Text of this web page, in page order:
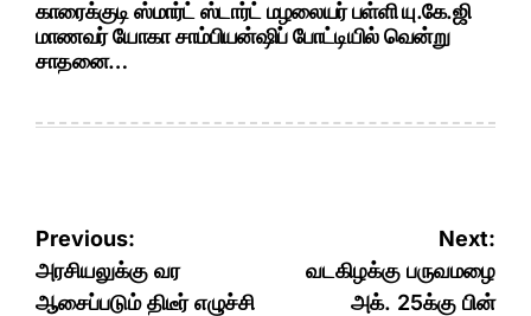
காரைக்குடி ஸ்மார்ட் ஸ்டார்ட் மழலையர் பள்ளி யு.கே.ஜி
மாணவர் யோகா சாம்பியன்ஷிப் போட்டியில் வென்று
சாதனை…
Post
navigation
Previous:
அரசியலுக்கு வர
ஆசைப்படும் திடீர் எழுச்சி
Next:
வடகிழக்கு பருவமழை
அக். 25க்கு பின்